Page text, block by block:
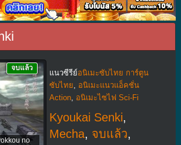
no
จบแล้ว
แนวซีรีย์อนิเมะซับไทย การ์ตูน
ซับไทย
อนิเมะแนวแอ็คชั่น
Action, อนิเมะไซไฟ Sci-Fi
Kyoukai Senki,
Mecha, จบแล้ว,